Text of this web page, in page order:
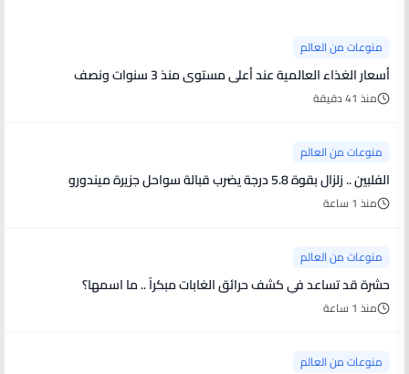
منوعات من العالم
أسعار الغذاء العالمية عند أعلى مستوى منذ 3 سنوات ونصف
منذ 41 دقيقة
منوعات من العالم
الفلبين .. زلزال بقوة 5.8 درجة يضرب قبالة سواحل جزيرة ميندورو
منذ 1 ساعة
منوعات من العالم
حشرة قد تساعد في كشف حرائق الغابات مبكراً .. ما اسمها؟
منذ 1 ساعة
منوعات من العالم